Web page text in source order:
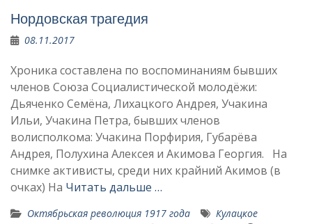
Нордовская трагедия
08.11.2017
Хроника составлена по воспоминаниям бывших
членов Союза Социалистической молодёжи:
Дьяченко Семёна, Лихацкого Андрея, Учакина
Ильи, Учакина Петра, бывших членов
волисполкома: Учакина Порфирия, Губарёва
Андрея, Полухина Алексея и Акимова Георгия. На
снимке активисты, среди них крайний Акимов (в
очках) На Читать дальше …
Октябрьская революция 1917 года
Кулацкое